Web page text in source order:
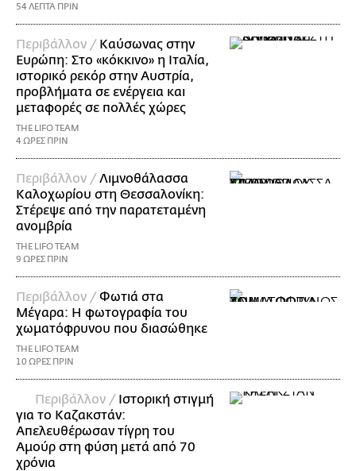
54 ΛΕΠΤΑ ΠΡΙΝ
Περιβάλλον / Καύσωνας στην
Ευρώπη: Στο «κόκκινο» η Ιταλία,
ιστορικό ρεκόρ στην Αυστρία,
προβλήματα σε ενέργεια και
μεταφορές σε πολλές χώρες
THE LIFO TEAM
4 ΩΡΕΣ ΠΡΙΝ
Περιβάλλον /Λιμνοθάλασσα
Καλοχωρίου στη Θεσσαλονίκη:
Στέρεψε από την παρατεταμένη
ανομβρία
THE LIFO TEAM
9 ΩΡΕΣ ΠΡΙΝ
Περιβάλλον /Φωτιά στα
Μέγαρα: Η φωτογραφία του
χωματόφρυνου που διασώθηκε
THE LIFO TEAM
10 ΩΡΕΣ ΠΡΙΝ
Περιβάλλον / Ιστορική στιγμή
για το Καζακστάν:
Απελευθέρωσαν τίγρη του
Αμούρ στη φύση μετά από 70
χρόνια